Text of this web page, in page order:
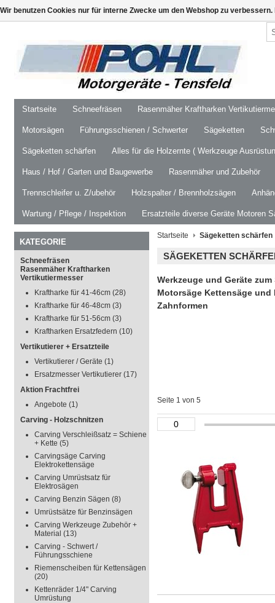
Startseite Schneefräsen Rasenmäher Kraftharken
Motorsägen Führungsschienen / Schwerter Sägeketten
Sägeketten schärfen Alles für die Holzernte ( Werkzeuge
Haus / Hof / Garten und Baugewerbe Rasenmäher und Zubehör
Trennschleifer u. Z/ubehör Holzspalter / Brennholzsägen
Wartung / Pflege / Inspektion Ersatzteile diverse Geräte Motoren
KATEGORIE
Schneefräsen
Rasenmäher Kraftharken
Vertikutiermesser
Kraftharke für 41-46cm (28)
Kraftharke für 46-48cm (3)
Kraftharke für 51-56cm (3)
Kraftharken Ersatzfedern (10)
Vertikutierer + Ersatzteile
Vertikutierer / Geräte (1)
Ersatzmesser Vertikutierer (17)
Aktion Frachtfrei
Angebote (1)
Carving - Holzschnitzen
Carving Verschleißsatz = Schiene
+ Kette (5)
Carvingsäge Carving
Elektrokettensäge
Carving Umrüstsatz für
Elektrosägen
Carving Benzin Sägen (8)
Umrüstsätze für Benzinsägen
Carving Werkzeuge Zubehör +
Material (13)
Carving - Schwert /
Führungsschiene
Riemenscheiben für Kettensägen
(20)
Kettenräder 1/4" Carving
Umrüstung
Startseite Sägeketten schärfen
SÄGEKETTEN
Werkzeuge und Geräte
Motorsäge Kettensäge
Zahnformen
Seite 1 von 5
Wir benutzen Cookies nur für interne Zwecke um den Webshop zu